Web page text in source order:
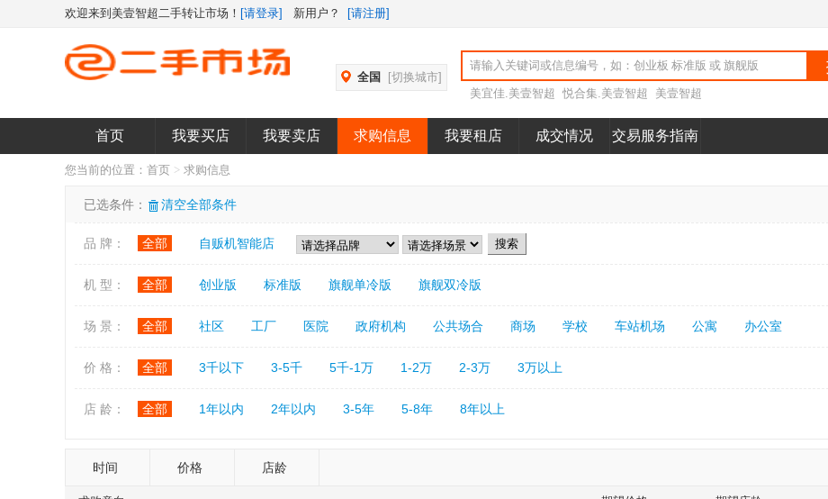
欢迎来到美壹智超二手转让市场！ [请登录] 新用户？ [请注册]
全国
[切换城市]
美宜佳.美壹智超
悦合集.美壹智超 美壹智超
首页 我要买店 我要卖店 求购信息 我要租店 成交情况 交易服务指南
您当前的位置： 首页 > 求购信息
已选条件： 清空全部条件
品 牌： 全部 自贩机智能店
机 型： 全部 创业版 标准版 旗舰单冷版 旗舰双冷版
场 景： 全部 社区 工厂 医院 政府机构 公共场合 商场 学校 车站机场 公寓 办公室
价 格： 全部 3千以下 3-5千 5千-1万 1-2万 2-3万 3万以上
店 龄： 全部 1年以内 2年以内 3-5年 5-8年 8年以上
时间 价格 店龄